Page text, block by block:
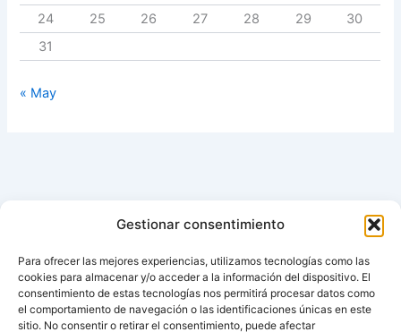
Gestionar consentimiento
Para ofrecer las mejores experiencias, utilizamos tecnologías como las
cookies para almacenar y/o acceder a la información del dispositivo. El
consentimiento de estas tecnologías nos permitirá procesar datos como
el comportamiento de navegación o las identificaciones únicas en este
sitio. No consentir o retirar el consentimiento, puede afectar
24
25 26 27 28 29
30
31
« May